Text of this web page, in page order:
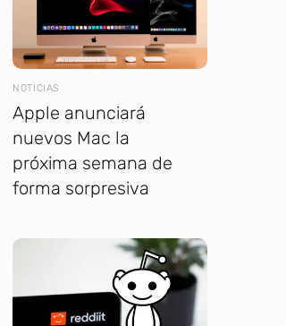
NOTICIAS
Apple anunciará
nuevos Mac la
próxima semana de
forma sorpresiva